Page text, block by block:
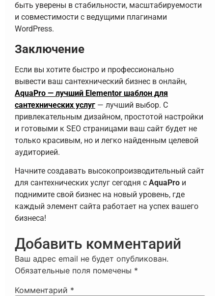
быть уверены в стабильности, масштабируемости
и совместимости с ведущими плагинами
WordPress.
Заключение
Если вы хотите быстро и профессионально
вывести ваш сантехнический бизнес в онлайн,
AquaPro — лучший Elementor шаблон для
сантехнических услуг — лучший выбор. С
привлекательным дизайном, простотой настройки
и готовыми к SEO страницами ваш сайт будет не
только красивым, но и легко найденным целевой
аудиторией.
Начните создавать высокопроизводительный сайт
для сантехнических услуг сегодня с AquaPro и
поднимите свой бизнес на новый уровень, где
каждый элемент сайта работает на успех вашего
бизнеса!
Добавить комментарий
Ваш адрес email не будет опубликован.
Обязательные поля помечены *
Комментарий *